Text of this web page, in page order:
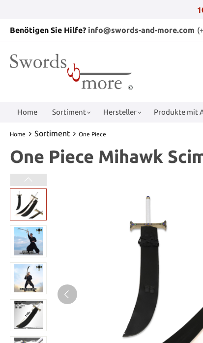
Benötigen Sie Hilfe? info@swords-and-more.com
Home Sortiment Hersteller Produkte mit
Home Sortiment One Piece
One Piece Mihawk